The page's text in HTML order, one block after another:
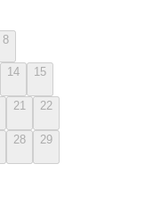
8
14 15
21 22
28 29